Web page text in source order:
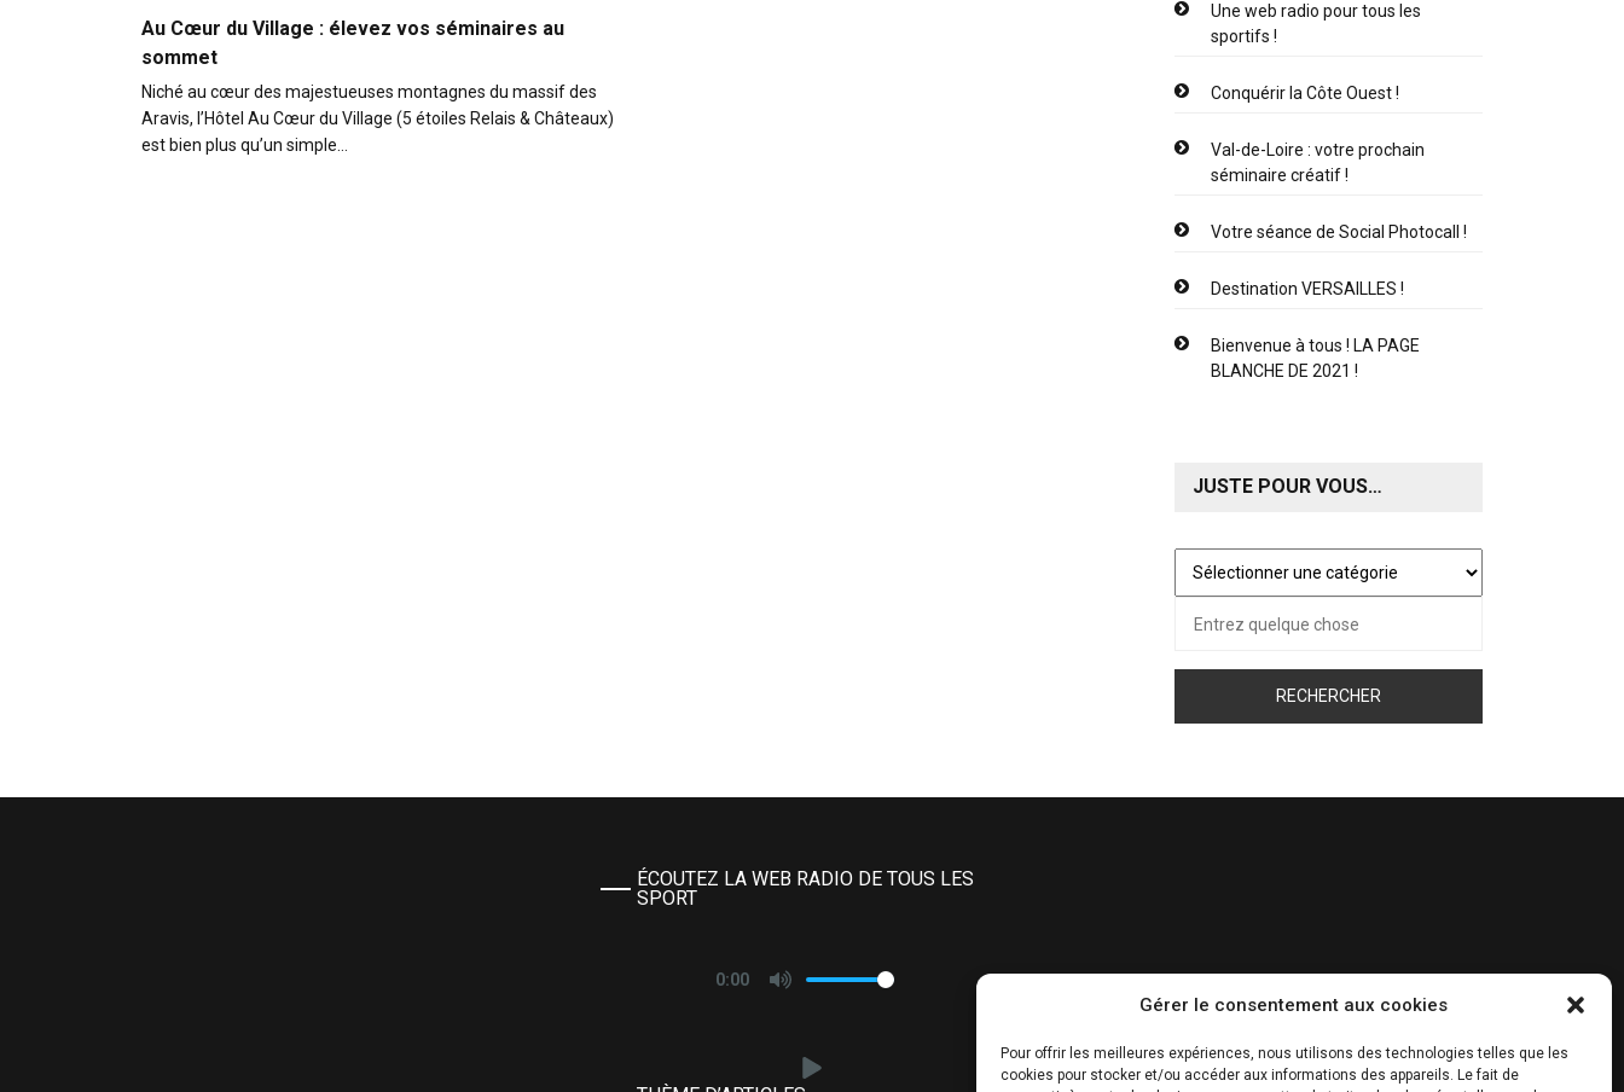
Gérer le consentement aux cookies
Pour offrir les meilleures expériences, nous utilisons des technologies telles que les
cookies pour stocker et/ou accéder aux informations des appareils. Le fait de
Au Cœur du Village : élevez vos séminaires au
sommet
Niché au cœur des majestueuses montagnes du massif des
Aravis, l’Hôtel Au Cœur du Village (5 étoiles Relais & Châteaux)
est bien plus qu’un simple…
Une web radio pour tous les
sportifs !
Conquérir la Côte Ouest !
Val-de-Loire : votre prochain
séminaire créatif !
Votre séance de Social Photocall !
Destination VERSAILLES !
Bienvenue à tous ! LA PAGE
BLANCHE DE 2021 !
JUSTE POUR VOUS…
pour
pour :
ÉCOUTEZ LA WEB RADIO DE TOUS LES
SPORT
0:00